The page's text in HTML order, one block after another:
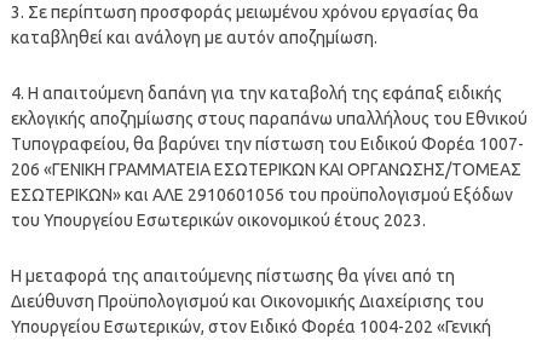
3. Σε περίπτωση προσφοράς μειωμένου χρόνου εργασίας θα
καταβληθεί και ανάλογη με αυτόν αποζημίωση.
4. Η απαιτούμενη δαπάνη για την καταβολή της εφάπαξ ειδικής
εκλογικής αποζημίωσης στους παραπάνω υπαλλήλους του Εθνικού
Τυπογραφείου, θα βαρύνει την πίστωση του Ειδικού Φορέα 1007-
206 «ΓΕΝΙΚΗ ΓΡΑΜΜΑΤΕΙΑ ΕΣΩΤΕΡΙΚΩΝ ΚΑΙ ΟΡΓΑΝΩΣΗΣ/ΤΟΜΕΑΣ
ΕΣΩΤΕΡΙΚΩΝ» και ΑΛΕ 2910601056 του προϋπολογισμού Εξόδων
του Υπουργείου Εσωτερικών οικονομικού έτους 2023.
Η μεταφορά της απαιτούμενης πίστωσης θα γίνει από τη
Διεύθυνση Προϋπολογισμού και Οικονομικής Διαχείρισης του
Υπουργείου Εσωτερικών, στον Ειδικό Φορέα 1004-202 «Γενική